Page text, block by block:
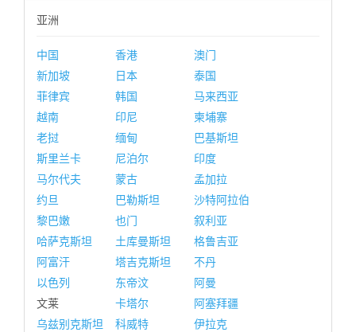
亚洲
中国 香港
澳门
新加坡
日本
泰国
菲律宾
韩国
马来西亚
越南
印尼
柬埔寨
老挝
缅甸
巴基斯坦
斯里兰卡
尼泊尔
印度
马尔代夫
蒙古
孟加拉
约旦
巴勒斯坦
沙特阿拉伯
黎巴嫩
也门
叙利亚
哈萨克斯坦
土库曼斯坦
格鲁吉亚
阿富汗
塔吉克斯坦
不丹
以色列
东帝汶
阿曼
文莱
卡塔尔
阿塞拜疆
乌兹别克斯坦
科威特
伊拉克